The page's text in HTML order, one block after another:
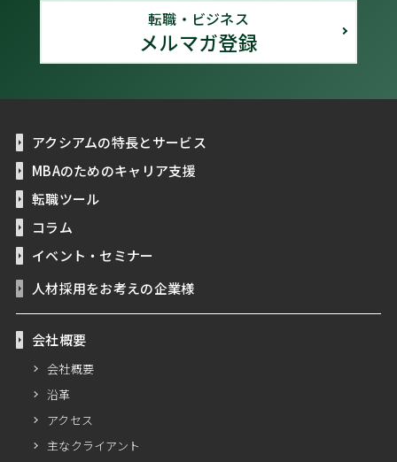
転職・ビジネス
メルマガ登録
アクシアムの特長とサービス
MBAのためのキャリア支援
転職ツール
コラム
イベント・セミナー
人材採用をお考えの企業様
会社概要
会社概要
沿革
アクセス
主なクライアント